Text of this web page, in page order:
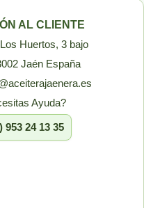
AL CLIENTE
Huertos, 3 bajo
Jaén España
Ayuda?
953 24 13 35